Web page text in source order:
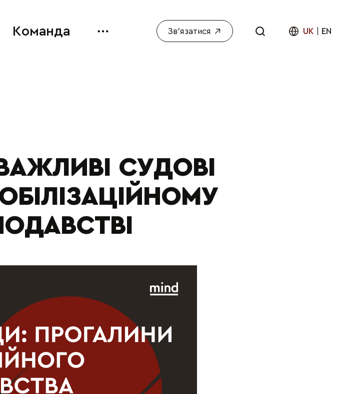
Команда Зв'язатися UK EN
СУДОВІ